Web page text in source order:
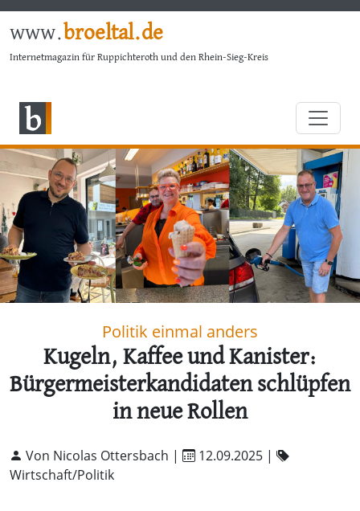
www.broeltal.de
Internetmagazin für Ruppichteroth und den Rhein-Sieg-Kreis
Politik einmal anders
Kugeln, Kaffee und Kanister:
Bürgermeisterkandidaten schlüpfen
in neue Rollen
Von Nicolas Ottersbach | 12.09.2025 |
Wirtschaft/Politik